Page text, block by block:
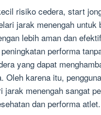
risiko cedera, start
jarak menengah untuk
lebih aman dan
performa
yang dapat
Oleh karena itu,
jarak menengah sangat
dan performa atlet.